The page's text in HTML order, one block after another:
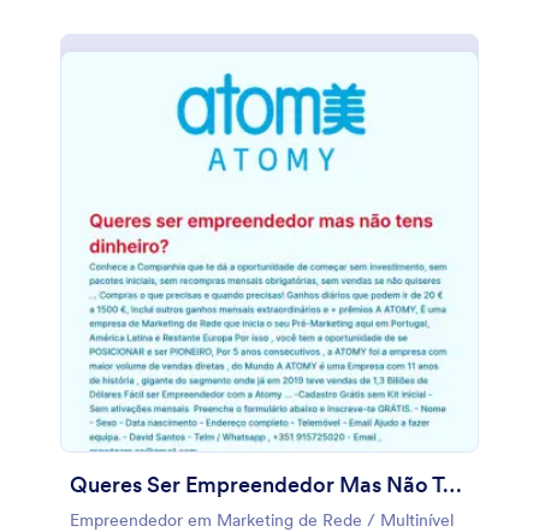
Queres Ser Empreendedor Mas Não Tens Dinheiro?
Empreendedor em Marketing de Rede / Multinível